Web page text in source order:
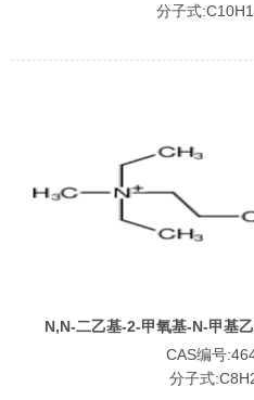
分子式
N,N-二乙基-2-甲氧基-N-甲基
CAS编号
分子式